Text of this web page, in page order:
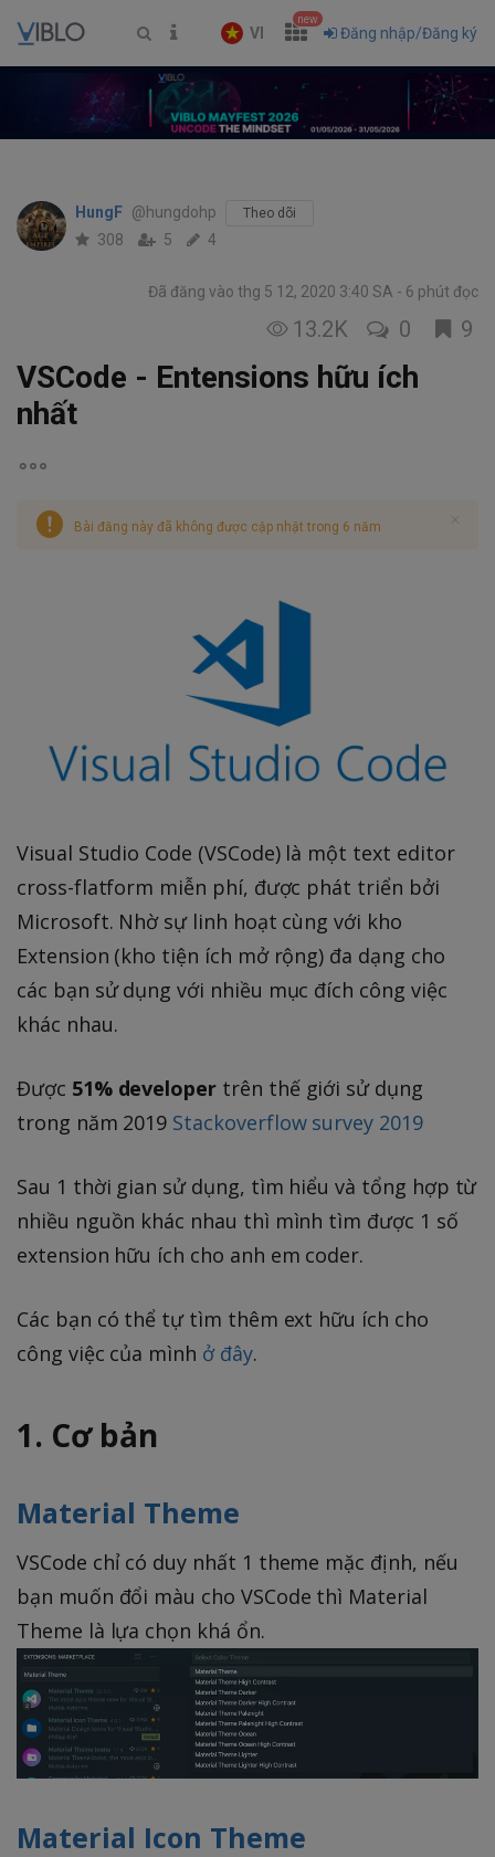
VI
new
Đăng nhập/Đăng ký
HungF @hungdohp Theo dõi
308 5 4
Đã đăng vào thg 5 12, 2020 3:40 SA 6 phút đọc
13.2K 0 9
VSCode - Entensions hữu ích
nhất
Bài đăng này đã không được cập nhật trong 6 năm
Visual Studio Code (VSCode) là một text editor
cross-flatform miễn phí, được phát triển bởi
Microsoft. Nhờ sự linh hoạt cùng với kho
Extension (kho tiện ích mở rộng) đa dạng cho
các bạn sử dụng với nhiều mục đích công việc
khác nhau.
Được 51% developer trên thế giới sử dụng
trong năm 2019 Stackoverflow survey 2019
Sau 1 thời gian sử dụng, tìm hiểu và tổng hợp từ
nhiều nguồn khác nhau thì mình tìm được 1 số
extension hữu ích cho anh em coder.
Các bạn có thể tự tìm thêm ext hữu ích cho
công việc của mình ở đây.
1. Cơ bản
Material Theme
VSCode chỉ có duy nhất 1 theme mặc định, nếu
bạn muốn đổi màu cho VSCode thì Material
Theme là lựa chọn khá ổn.
Material Icon Theme